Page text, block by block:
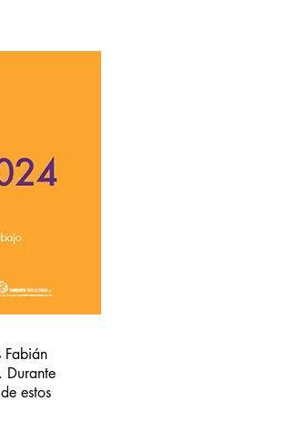
Fabián
Durante
estos